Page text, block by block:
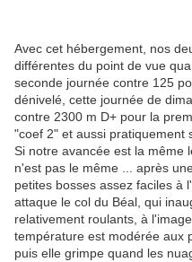
Avec cet hébergement, nos
différentes du point de vue
seconde journée contre 125
dénivelé, cette journée de
contre 2300 m D+ pour la
"coef 2" et aussi pratiquement
Si notre avancée est la même
n'est pas le même ... après
petites bosses assez faciles à
attaque le col du Béal, qui
relativement roulants, à
température est modérée aux
puis elle grimpe quand les